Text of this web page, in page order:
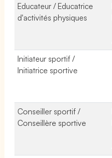
Educateur / Educatrice
d'activités physiques
Initiateur sportif /
Initiatrice sportive
Conseiller sportif /
Conseillère sportive